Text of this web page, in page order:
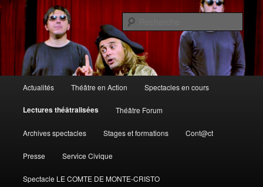
Théâtre en action
Compagnie théâtre en action – 16290 Moulidars
principal
Aller
au
contenu
Actualités Théâtre en Action Spectacles en cours
Lectures théâtralisées Théâtre Forum
Archives spectacles Stages et formations Cont@ct
Presse Service Civique
Spectacle LE COMTE DE MONTE-CRISTO